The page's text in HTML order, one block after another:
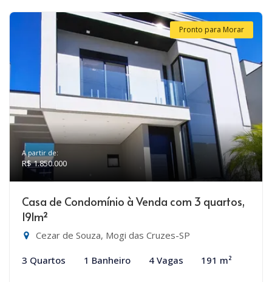
Pronto para Morar
A partir de:
R$ 1.850.000
Casa de Condomínio à Venda com 3 quartos,
191m²
Cezar de Souza, Mogi das Cruzes-SP
3 Quartos 1 Banheiro 4 Vagas 191 m²